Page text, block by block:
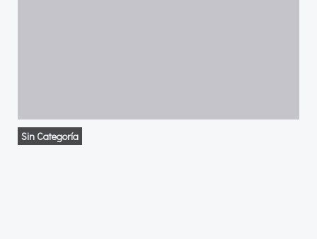
Sin Categoría